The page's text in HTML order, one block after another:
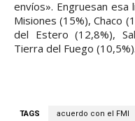
envíos». Engruesan esa
Misiones (15%), Chaco
del Estero (12,8%),
Tierra del Fuego (10,5%).
TAGS acuerdo con el FMI